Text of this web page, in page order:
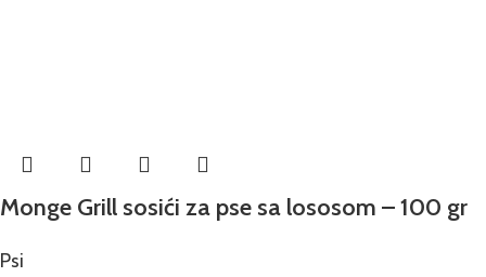
Monge Grill sosići za pse sa lososom – 100 gr
Psi